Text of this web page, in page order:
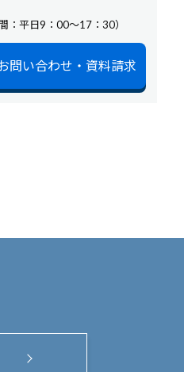
：平日9：00～17：30）
問い合わせ・資料請求